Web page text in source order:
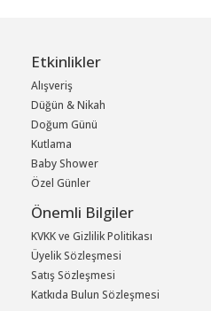
Etkinlikler
Alışveriş
Düğün & Nikah
Doğum Günü
Kutlama
Baby Shower
Özel Günler
Önemli Bilgiler
KVKK ve Gizlilik Politikası
Üyelik Sözleşmesi
Satış Sözleşmesi
Katkıda Bulun Sözleşmesi